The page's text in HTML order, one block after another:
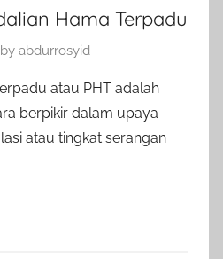
Hama Terpadu
by abdurrosyid
atau PHT adalah
berpikir dalam upaya
atau tingkat serangan